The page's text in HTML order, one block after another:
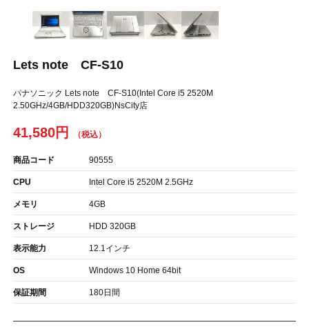
Lets note CF-S10
パナソニック Lets note CF-S10(Intel Core i5 2520M
2.50GHz/4GB/HDD320GB)NsCity店
41,580円
商品コード 90555
CPU Intel Core i5 2520M 2.5GHz
メモリ 4GB
ストレージ HDD 320GB
表示能力 12.1インチ
OS Windows 10 Home 64bit
保証期間 180日間